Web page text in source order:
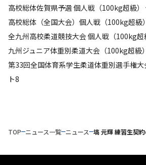
高校総体佐賀県予選 個人戦（100kg超級）
高校総体（全国大会）個人戦（100kg超級
全九州高校柔道競技大会 個人戦（100kg
九州ジュニア体重別柔道大会（100kg超級
第33回全国体育系学生柔道体重別選手権
ト8
TOP ニュース一覧 ニュース 塙 元輝 練習生契